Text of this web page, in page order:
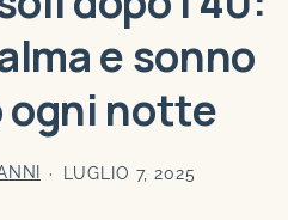
e sonno
ogni notte
LUGLIO 7, 2025